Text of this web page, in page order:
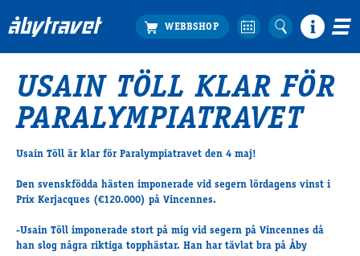
Köp biljett
Travprogrammet
Restauranger
Catering by Lyon
Hotell nära oss
Nybörjar­guide
USAIN TÖLL KLAR FÖR
PARALYMPIATRAVET
Usain Töll är klar för Paralympiatravet den 4 maj!
Den svenskfödda hästen imponerade vid segern lördagens vinst i
Prix Kerjacques (€120.000) på Vincennes.
-Usain Töll imponerade stort på mig vid segern på Vincennes då
han slog några riktiga topphästar. Han har tävlat bra på Åby